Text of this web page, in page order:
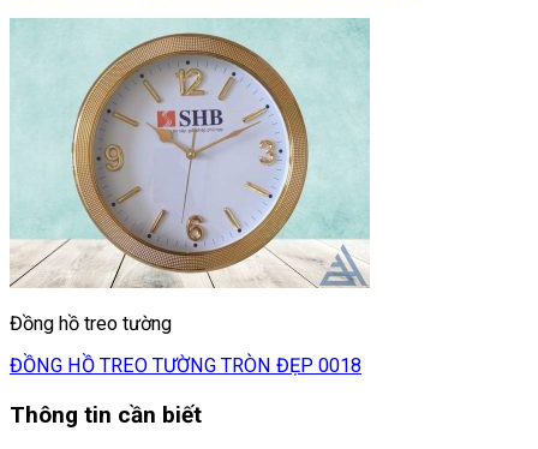
Đồng hồ treo tường
ĐỒNG HỒ TREO TƯỜNG TRÒN ĐẸP 0018
Thông tin cần biết